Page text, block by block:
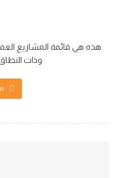
هذه هي قائمة المشاريع
وذات